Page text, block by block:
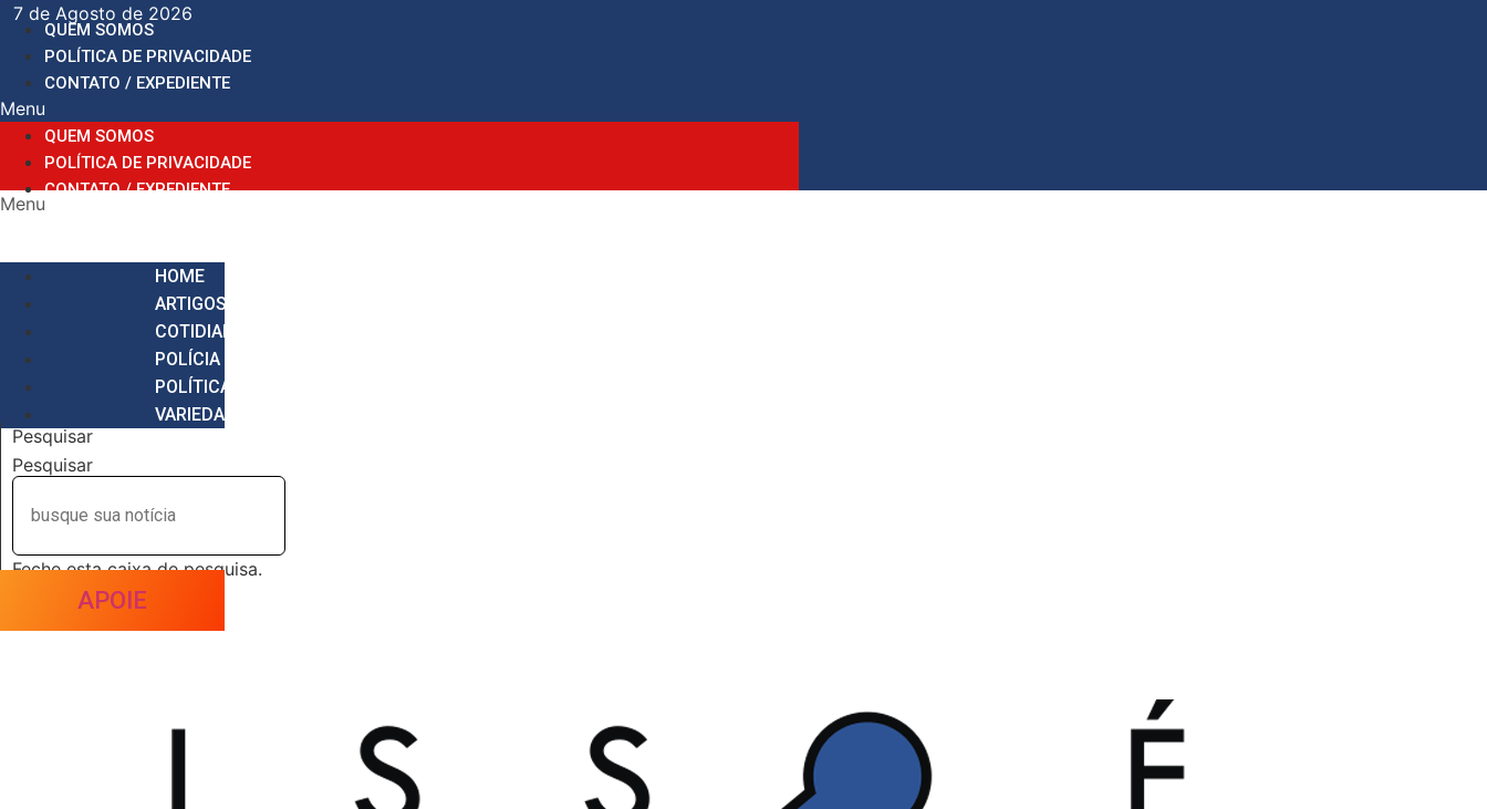
para
conteúdo
7 de Agosto de 2026
QUEM SOMOS
POLÍTICA DE PRIVACIDADE
CONTATO / EXPEDIENTE
Menu
QUEM SOMOS
POLÍTICA DE PRIVACIDADE
CONTATO / EXPEDIENTE
Menu
HOME
ARTIGOS
COTIDIANO
POLÍCIA
POLÍTICA
VARIEDADES
Pesquisar
Pesquisar
Feche esta caixa de pesquisa.
APOIE